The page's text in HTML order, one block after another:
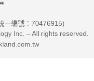
一編號：70476915)
Inc. – All rights reserved.